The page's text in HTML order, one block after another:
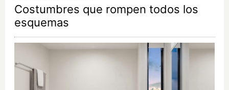
Costumbres que rompen todos los
esquemas